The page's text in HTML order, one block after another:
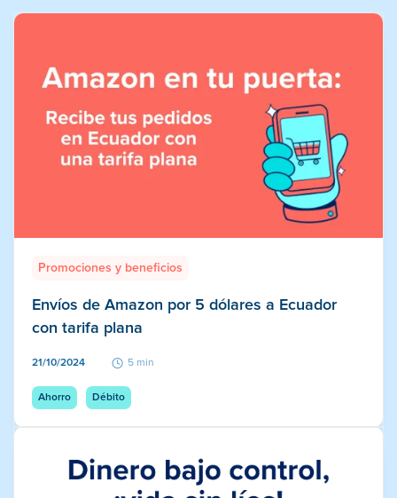
Promociones y beneficios
Envíos de Amazon por 5 dólares a Ecuador
con tarifa plana
21/10/2024 5 min
Ahorro Débito